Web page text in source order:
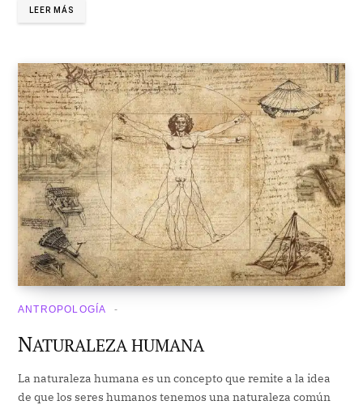
LEER MÁS
ANTROPOLOGÍA
NATURALEZA HUMANA
La naturaleza humana es un concepto que remite a la idea
de que los seres humanos tenemos una naturaleza común